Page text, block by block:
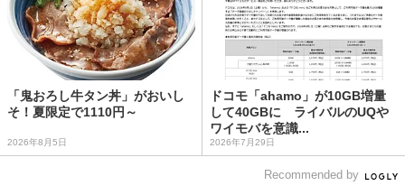
「鬼おろし牛タン丼」がおいし
そ！夏限定で1110円～
2026年8月5日
ドコモ「ahamo」が10GB増量
して40GBに ライバルのUQや
ワイモバを意識...
2026年7月29日
Recommended by